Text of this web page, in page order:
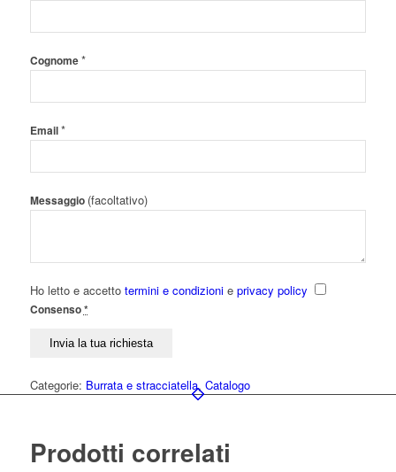
Cognome*
Email*
Messaggio (facoltativo)
Ho letto e accetto termini e condizionie privacy policy
Consenso*
Categorie: Burrata e stracciatella, Catalogo
Prodotti correlati